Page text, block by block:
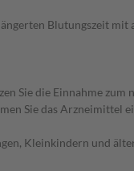
Blutungszeit
Sie die Einnahme
Sie das
Kleinkindern und